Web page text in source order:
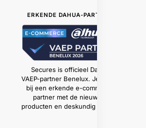
ERKENDE DAHUA-PARTNER
Secures is officieel Dahua
VAEP-partner Benelux. Je koopt
bij een erkende e-commerce
partner met de nieuwste
producten en deskundig advies.